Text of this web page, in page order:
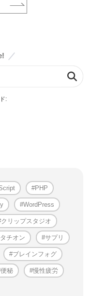
:
PHP
WordPress
クリップスタジオ
チオン サプリ
ブレインフォグ
便秘 慢性疲労